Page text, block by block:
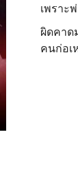
เพราะ
ผิดคาด
คนก่อเ